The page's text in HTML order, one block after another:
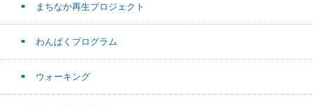
まちなか再生プロジェクト
わんぱくプログラム
ウォーキング